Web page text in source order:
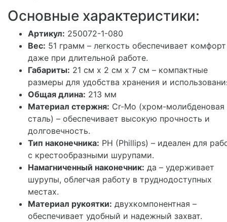
Основные характеристики:
Артикул: 250072-1-080
Вес: 51 грамм – легкость обеспечивает комфорт
даже при длительной работе.
Габариты: 21 см x 2 см x 7 см – компактные
размеры для удобства хранения и
Общая длина: 213 мм
Материал стержня: Cr-Mo (хром-молибденовая
сталь) – обеспечивает высокую прочность и
долговечность.
Тип наконечника: PH (Phillips) – идеален для
с крестообразными шурупами.
Намагниченный наконечник: да – удерживает
шурупы, облегчая работу в труднодоступных
местах.
Материал рукоятки: двухкомпонентная –
обеспечивает удобный и надежный захват.